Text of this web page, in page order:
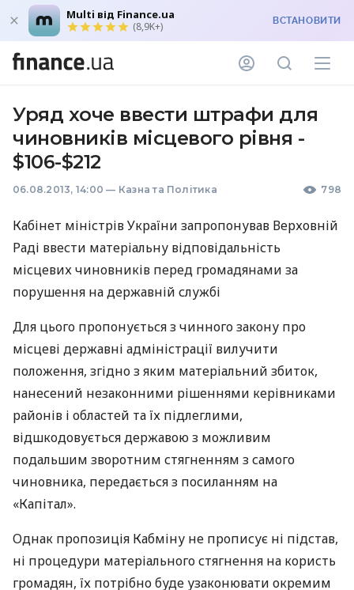
Multi від Finance.ua
(8,9K+) ВСТАНОВИТИ
Уряд хоче ввести штрафи для
чиновників місцевого рівня -
$106-$212
06.08.2013, 14:00 — Казна та Політика 798
Кабінет міністрів України запропонував Верховній
Раді ввести матеріальну відповідальність
місцевих чиновників перед громадянами за
порушення на державній службі
Для цього пропонується з чинного закону про
місцеві державні адміністрації вилучити
положення, згідно з яким матеріальний збиток,
нанесений незаконними рішеннями керівниками
районів і областей та їх підлеглими,
відшкодовується державою з можливим
подальшим зворотним стягненням з самого
чиновника, передається з посиланням на
«Капітал».
Однак пропозиція Кабміну не прописує ні підстав,
ні процедури матеріального стягнення на користь
громадян, їх потрібно буде узаконювати окремим